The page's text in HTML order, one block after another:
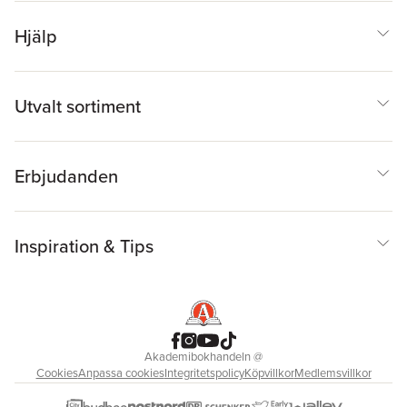
Hjälp
Utvalt sortiment
Erbjudanden
Inspiration & Tips
Akademibokhandeln@
CookiesAnpassa cookiesIntegritetspolicyKöpvillkorMedlemsvillkor